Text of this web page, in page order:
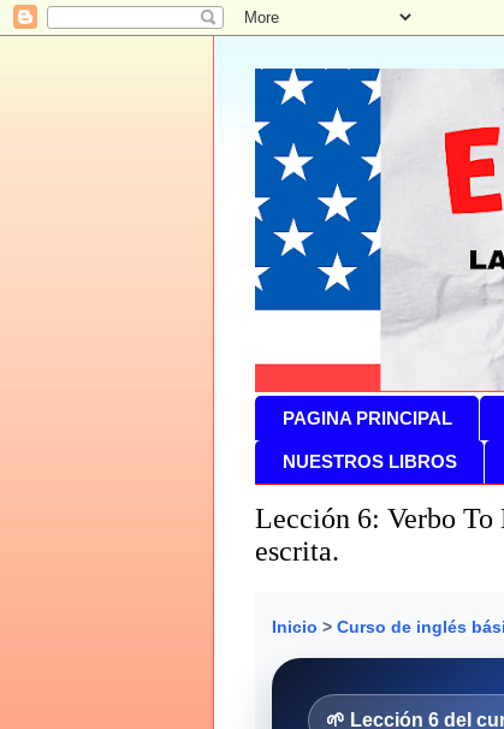
PAGINA PRINCIPAL
NUESTROS LIBROS
Lección 6: Verbo To
escrita.
Inicio > Curso de inglés
🌱 Lección 6 del